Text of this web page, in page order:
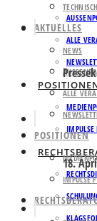
ALLE
AKTUELLES
NEWS
ALLE
POSITIONEN
IMPULSE
18.